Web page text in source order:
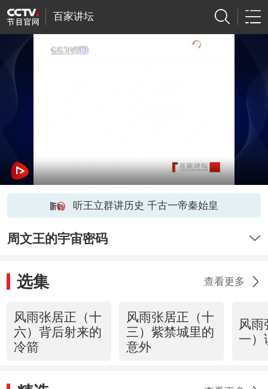
百家讲坛
听王立群讲历史 千古一帝秦始皇
周文王的宇宙密码
选集 查看更多
风雨张居正（十
六）背后射来的
冷箭
风雨张居正（十
三）紫禁城里的
意外
风雨
一）